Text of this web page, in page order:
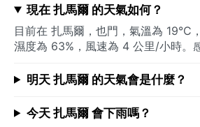
現在 扎馬爾 的天氣如何？
目前在 扎馬爾，也門，氣溫為 19°C
濕度為 63%，風速為 4 公里/小時。
明天 扎馬爾 的天氣會是什麼？
今天 扎馬爾 會下雨嗎？